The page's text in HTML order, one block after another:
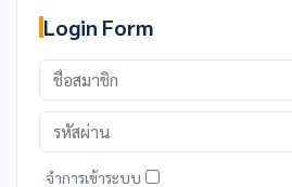
Login Form
ชื่อ
สมาชิก
ผ่าน
จำการเข้าระบบ